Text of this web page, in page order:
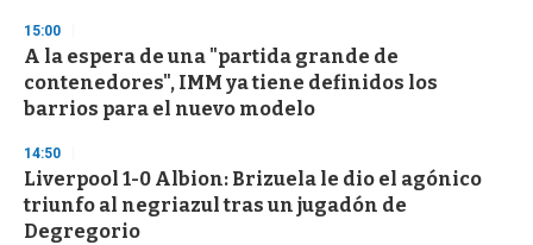
15:00
A la espera de una "partida grande de
contenedores", IMM ya tiene definidos los
barrios para el nuevo modelo
14:50
Liverpool 1-0 Albion: Brizuela le dio el agónico
triunfo al negriazul tras un jugadón de
Degregorio